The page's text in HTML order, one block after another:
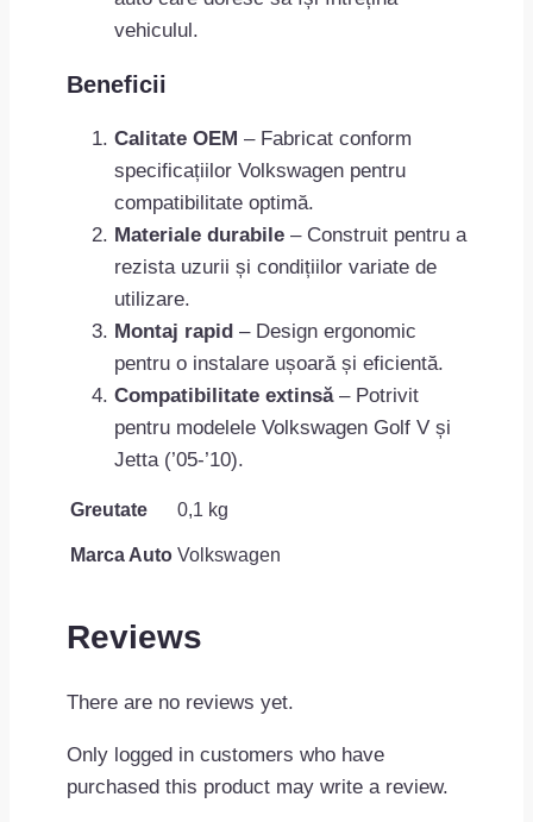
vehiculul.
Beneficii
Calitate OEM – Fabricat conform
specificațiilor Volkswagen pentru
compatibilitate optimă.
Materiale durabile – Construit pentru a
rezista uzurii și condițiilor variate de
utilizare.
Montaj rapid – Design ergonomic
pentru o instalare ușoară și eficientă.
Compatibilitate extinsă– Potrivit
pentru modelele Volkswagen Golf V și
Jetta (’05-’10).
Greutate 0,1 kg
Marca Auto Volkswagen
Reviews
There are no reviews yet.
Only logged in customers who have
purchased this product may write a review.